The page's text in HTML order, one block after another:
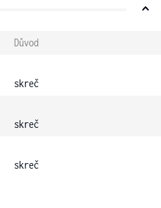
Důvod
skreč
skreč
skreč